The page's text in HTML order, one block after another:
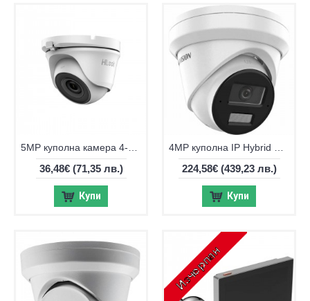
36,48€(71,35 лв.)
Купи
224,58€(439,23 лв.)
Купи